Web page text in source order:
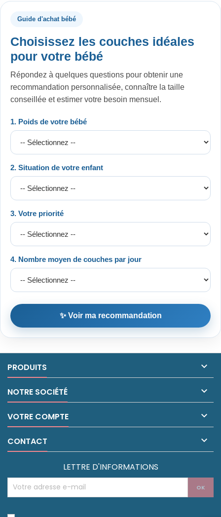
Guide d'achat bébé
Choisissez les couches idéales
pour votre bébé
Répondez à quelques questions pour obtenir une
recommandation personnalisée, connaître la taille
conseillée et estimer votre besoin mensuel.
1. Poids de votre bébé
2. Situation de votre enfant
3. Votre priorité
4. Nombre moyen de couches par jour
✨ Voir ma recommandation
PRODUITS 
NOTRE SOCIÉTÉ 
VOTRE COMPTE 
CONTACT 
LETTRE D'INFORMATIONS